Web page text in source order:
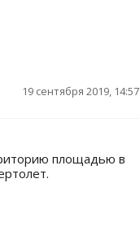
19 сентября 2019, 14:57
площадью в